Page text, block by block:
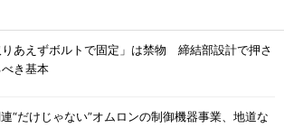
りあえずボルトで固定」は禁物 締結部設計で押さ
べき基本
“だけじゃない”オムロンの制御機器事業、地道な